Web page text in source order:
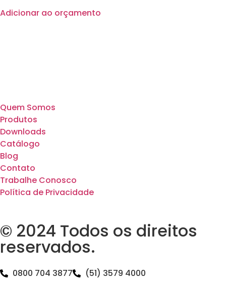
Adicionar ao orçamento
Quem Somos
Produtos
Downloads
Catálogo
Blog
Contato
Trabalhe Conosco
Política de Privacidade
© 2024 Todos os direitos
reservados.
0800 704 3877 (51) 3579 4000